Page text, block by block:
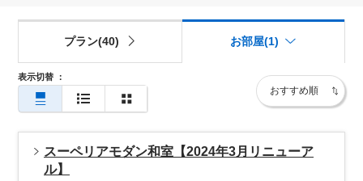
表示切替 ：
プラン(40) お部屋(1)
スーペリアモダン和室【2024年3月リニューア
ル】